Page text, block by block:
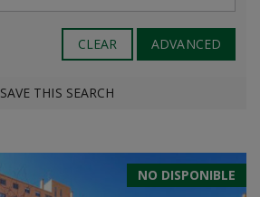
CLEAR ADVANCED
SAVE THIS SEARCH
NO DISPONIBLE